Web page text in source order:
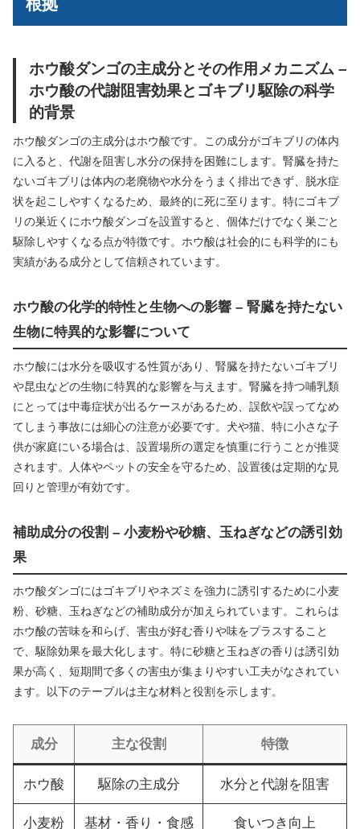
根拠
ホウ酸ダンゴの主成分とその作用メカニズム –
ホウ酸の代謝阻害効果とゴキブリ駆除の科学
的背景
ホウ酸ダンゴの主成分はホウ酸です。この成分がゴキブリの体内
に入ると、代謝を阻害し水分の保持を困難にします。腎臓を持た
ないゴキブリは体内の老廃物や水分をうまく排出できず、脱水症
状を起こしやすくなるため、最終的に死に至ります。特にゴキブ
リの巣近くにホウ酸ダンゴを設置すると、個体だけでなく巣ごと
駆除しやすくなる点が特徴です。ホウ酸は社会的にも科学的にも
実績がある成分として信頼されています。
ホウ酸の化学的特性と生物への影響 – 腎臓を持たない
生物に特異的な影響について
ホウ酸には水分を吸収する性質があり、腎臓を持たないゴキブリ
や昆虫などの生物に特異的な影響を与えます。腎臓を持つ哺乳類
にとっては中毒症状が出るケースがあるため、誤飲や誤ってなめ
てしまう事故には細心の注意が必要です。犬や猫、特に小さな子
供が家庭にいる場合は、設置場所の選定を慎重に行うことが推奨
されます。人体やペットの安全を守るため、設置後は定期的な見
回りと管理が有効です。
補助成分の役割 – 小麦粉や砂糖、玉ねぎなどの誘引効
果
ホウ酸ダンゴにはゴキブリやネズミを強力に誘引するために小麦
粉、砂糖、玉ねぎなどの補助成分が加えられています。これらは
ホウ酸の苦味を和らげ、害虫が好む香りや味をプラスすること
で、駆除効果を最大化します。特に砂糖と玉ねぎの香りは誘引効
果が高く、短期間で多くの害虫が集まりやすい工夫がなされてい
ます。以下のテーブルは主な材料と役割を示します。
成分 主な役割 特徴
ホウ酸 駆除の主成分 水分と代謝を阻害
小麦粉 基材・香り・食感 食いつき向上